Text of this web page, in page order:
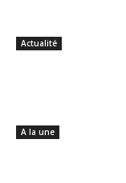
Actualité
A la une